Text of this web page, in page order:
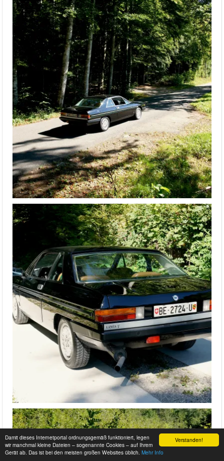
Verstanden!
Damit dieses Internetportal ordnungsgemäß funktioniert, legen
wir manchmal kleine Dateien – sogenannte Cookies – auf Ihrem
Gerät ab. Das ist bei den meisten großen Websites üblich. Mehr Info